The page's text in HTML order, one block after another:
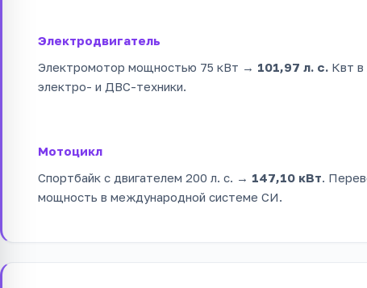
Электродвигатель
Электромотор мощностью 75 кВт → 101,97 л. с. Квт в
электро- и ДВС-техники.
Мотоцикл
Спортбайк с двигателем 200 л. с. → 147,10 кВт.
мощность в международной системе СИ.